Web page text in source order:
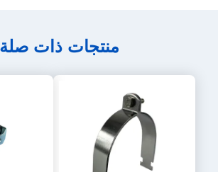
منتجات ذات صلة